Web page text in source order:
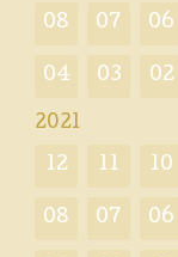
08 07 06
04 03 02
2021
12 11 10
08 07 06